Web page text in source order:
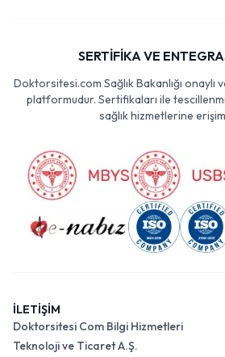
SERTİFİKA VE
Doktorsitesi.com Sağlık Bakanlığı onaylı
platformudur. Sertifikaları ile
sağlık hizmetlerine
İLETİŞİM
Doktorsitesi Com Bilgi Hizmetleri
Teknoloji ve Ticaret A.Ş.